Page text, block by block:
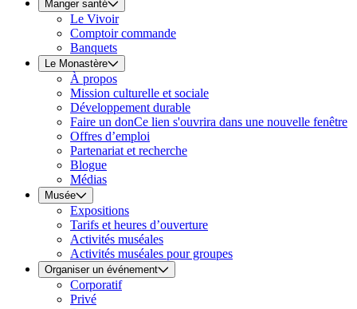
Manger santé
Le Vivoir
Comptoir commande
Banquets
Le Monastère
À propos
Mission culturelle et sociale
Développement durable
Faire un donCe lien s'ouvrira dans une nouvelle fenêtre
Offres d’emploi
Partenariat et recherche
Blogue
Médias
Musée
Expositions
Tarifs et heures d’ouverture
Activités muséales
Activités muséales pour groupes
Organiser un événement
Corporatif
Privé